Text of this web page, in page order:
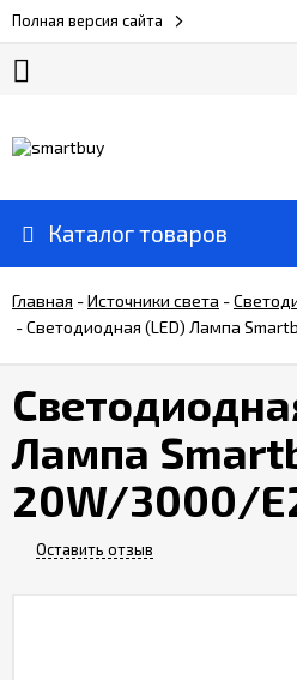
Полная версия сайта
Доставка
и
оплата
Каталог товаров
Главная -Источники света -
-Светодиодная (LED) Лампа
Лампа
20W/3000/
Оставить отзыв